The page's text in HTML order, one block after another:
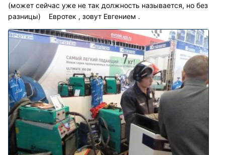
(может сейчас уже не так должность называется, но без
разницы) Евротек , зовут Евгением .